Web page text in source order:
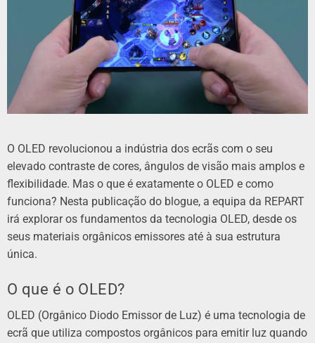
O OLED revolucionou a indústria dos ecrãs com o seu
elevado contraste de cores, ângulos de visão mais amplos e
flexibilidade. Mas o que é exatamente o OLED e como
funciona? Nesta publicação do blogue, a equipa da REPART
irá explorar os fundamentos da tecnologia OLED, desde os
seus materiais orgânicos emissores até à sua estrutura
única.
O que é o OLED?
OLED (Orgânico Diodo Emissor de Luz) é uma tecnologia de
ecrã que utiliza compostos orgânicos para emitir luz quando